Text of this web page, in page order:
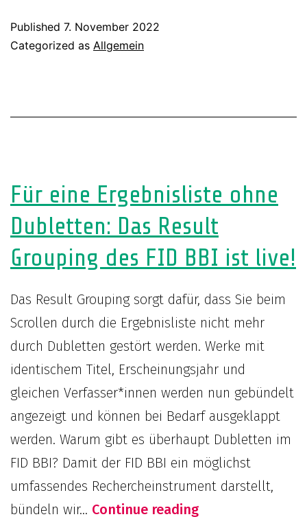
Published 7. November 2022
Categorized as Allgemein
Für eine Ergebnisliste ohne
Dubletten: Das Result
Grouping des FID BBI ist live!
Das Result Grouping sorgt dafür, dass Sie beim
Scrollen durch die Ergebnisliste nicht mehr
durch Dubletten gestört werden. Werke mit
identischem Titel, Erscheinungsjahr und
gleichen Verfasser*innen werden nun gebündelt
angezeigt und können bei Bedarf ausgeklappt
werden. Warum gibt es überhaupt Dubletten im
FID BBI? Damit der FID BBI ein möglichst
umfassendes Rechercheinstrument darstellt,
bündeln wir… Continue readingFür